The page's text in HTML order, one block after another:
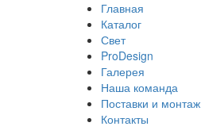
Главная
Каталог
Свет
ProDesign
Галерея
Наша команда
Поставки и монтаж
Контакты